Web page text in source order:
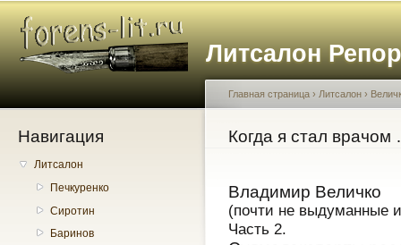
Литсалон
Навигация
Литсалон
Печкуренко
Сиротин
Баринов
Вы здесь
Главная страница › Литсалон ›
Когда я стал
Владимир Величко
(почти не выдуманные
Часть 2.